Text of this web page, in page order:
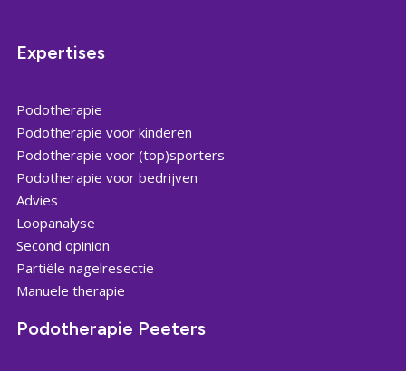
Expertises
Podotherapie
Podotherapie voor kinderen
Podotherapie voor (top)sporters
Podotherapie voor bedrijven
Advies
Loopanalyse
Second opinion
Partiële nagelresectie
Manuele therapie
Podotherapie Peeters